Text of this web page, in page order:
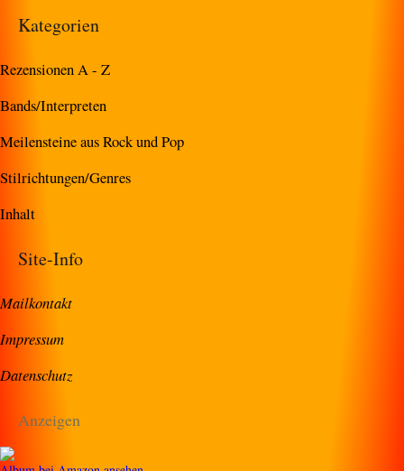
Kategorien
Rezensionen A - Z
Bands/Interpreten
Meilensteine aus Rock und Pop
Stilrichtungen/Genres
Inhalt
Site-Info
Mailkontakt
Impressum
Datenschutz
Anzeigen